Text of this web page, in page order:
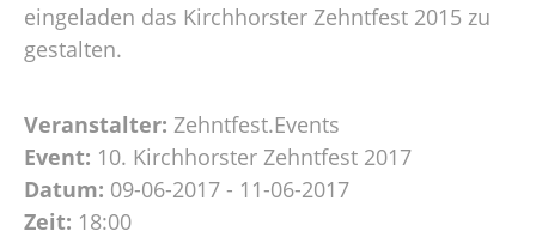
eingeladen das Kirchhorster Zehntfest 2015 zu
gestalten.
Veranstalter: Zehntfest.Events
Event: 10. Kirchhorster Zehntfest 2017
Datum: 09-06-2017 - 11-06-2017
Zeit: 18:00